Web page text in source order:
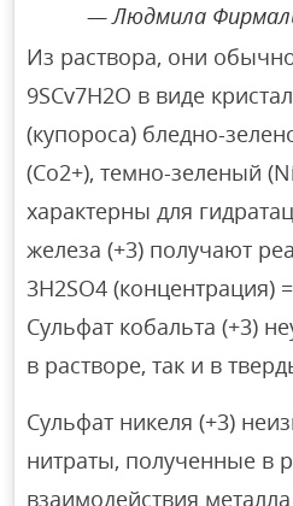
Людмила
Из раствора, они
9SCv7H2O в виде
(купороса) бледно-
(Co2+), темно-зеленый
характерны для
железа (+3) получают
3H2SO4 (концентрация)
Сульфат кобальта (+3)
в растворе, так и в
Сульфат никеля (+3)
нитраты, полученные в
взаимодействия